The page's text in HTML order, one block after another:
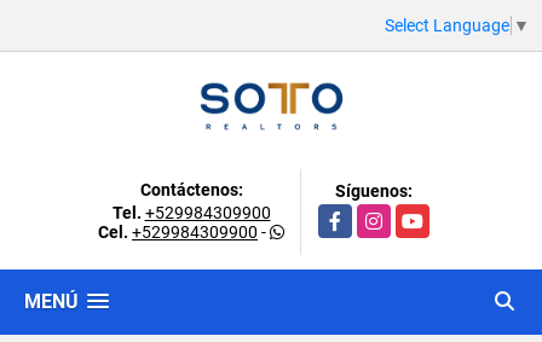
Select Language ▼
Contáctenos:
Tel. +529984309900
Cel. +529984309900 -
Síguenos:
FacebookInstagramYouTube
MENÚ